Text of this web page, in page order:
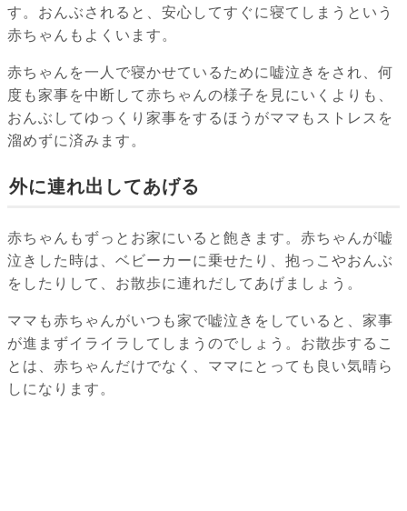
す。おんぶされると、安心してすぐに寝てしまうという
赤ちゃんもよくいます。
赤ちゃんを一人で寝かせているために嘘泣きをされ、何
度も家事を中断して赤ちゃんの様子を見にいくよりも、
おんぶしてゆっくり家事をするほうがママもストレスを
溜めずに済みます。
外に連れ出してあげる
赤ちゃんもずっとお家にいると飽きます。赤ちゃんが嘘
泣きした時は、ベビーカーに乗せたり、抱っこやおんぶ
をしたりして、お散歩に連れだしてあげましょう。
ママも赤ちゃんがいつも家で嘘泣きをしていると、家事
が進まずイライラしてしまうのでしょう。お散歩するこ
とは、赤ちゃんだけでなく、ママにとっても良い気晴ら
しになります。